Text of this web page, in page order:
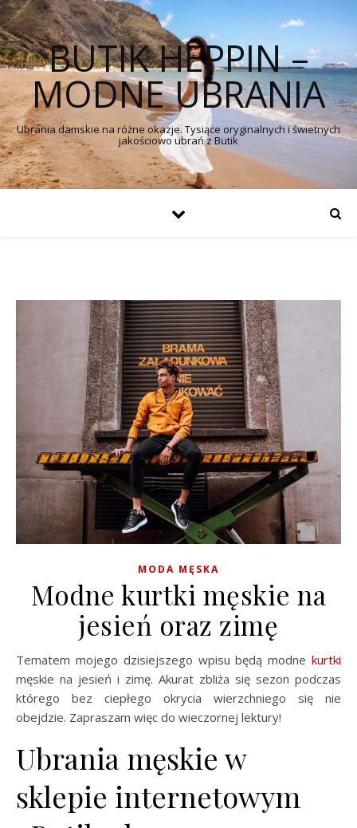
BUTIK HEPPIN –
MODNE UBRANIA
Ubrania damskie na różne okazje. Tysiące oryginalnych i świetnych
jakościowo ubrań z Butik
MODA MĘSKA
Modne kurtki męskie na
jesień oraz zimę
Tematem mojego dzisiejszego wpisu będą modne kurtki
męskie na jesień i zimę. Akurat zbliża się sezon podczas
którego bez ciepłego okrycia wierzchniego się nie
obejdzie. Zapraszam więc do wieczornej lektury!
Ubrania męskie w
sklepie internetowym